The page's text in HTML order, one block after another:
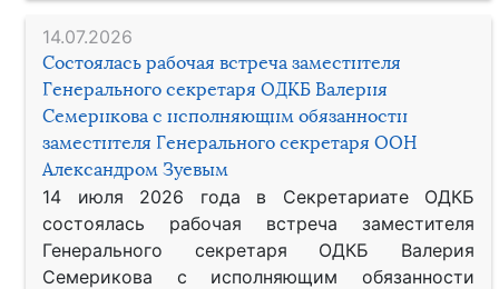
14.07.2026
Состоялась рабочая встреча заместителя
Генерального секретаря ОДКБ Валерия
Семерикова с исполняющим обязанности
заместителя Генерального секретаря ООН
Александром Зуевым
14 июля 2026 года в Секретариате ОДКБ
состоялась рабочая встреча заместителя
Генерального секретаря ОДКБ Валерия
Семерикова с исполняющим обязанности